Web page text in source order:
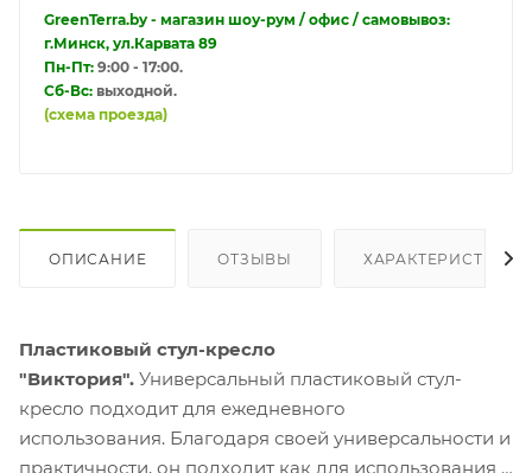
GreenTerra.by - магазин шоу-рум / офис / самовывоз:
г.Минск, ул.Карвата 89
Пн-Пт: 9:00 - 17:00.
Сб-Вс: выходной.
(схема проезда)
ОПИСАНИЕ ОТЗЫВЫ ХАРАКТЕРИСТИКИ
Пластиковый стул-кресло
"Виктория". Универсальный пластиковый стул-
кресло подходит для ежедневного
использования. Благодаря своей универсальности и
практичности, он подходит как для использования в